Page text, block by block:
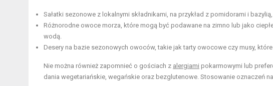
Sałatki sezonowe z lokalnymi składnikami, na przykład z pomidorami i
Różnorodne owoce morza, które mogą być podawane na zimno lub jako
wodą.
Desery na bazie sezonowych owoców, takie jak tarty owocowe czy musy,
Nie można również zapomnieć o gościach z alergiami pokarmowymi lub
dania wegetariańskie, wegańskie oraz bezglutenowe. Stosowanie oznaczeń